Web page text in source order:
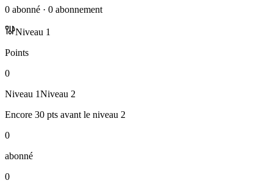
0 abonné · 0 abonnement
Niveau 1
Points
0
Niveau 1Niveau 2
Encore 30 pts avant le niveau 2
0
abonné
0